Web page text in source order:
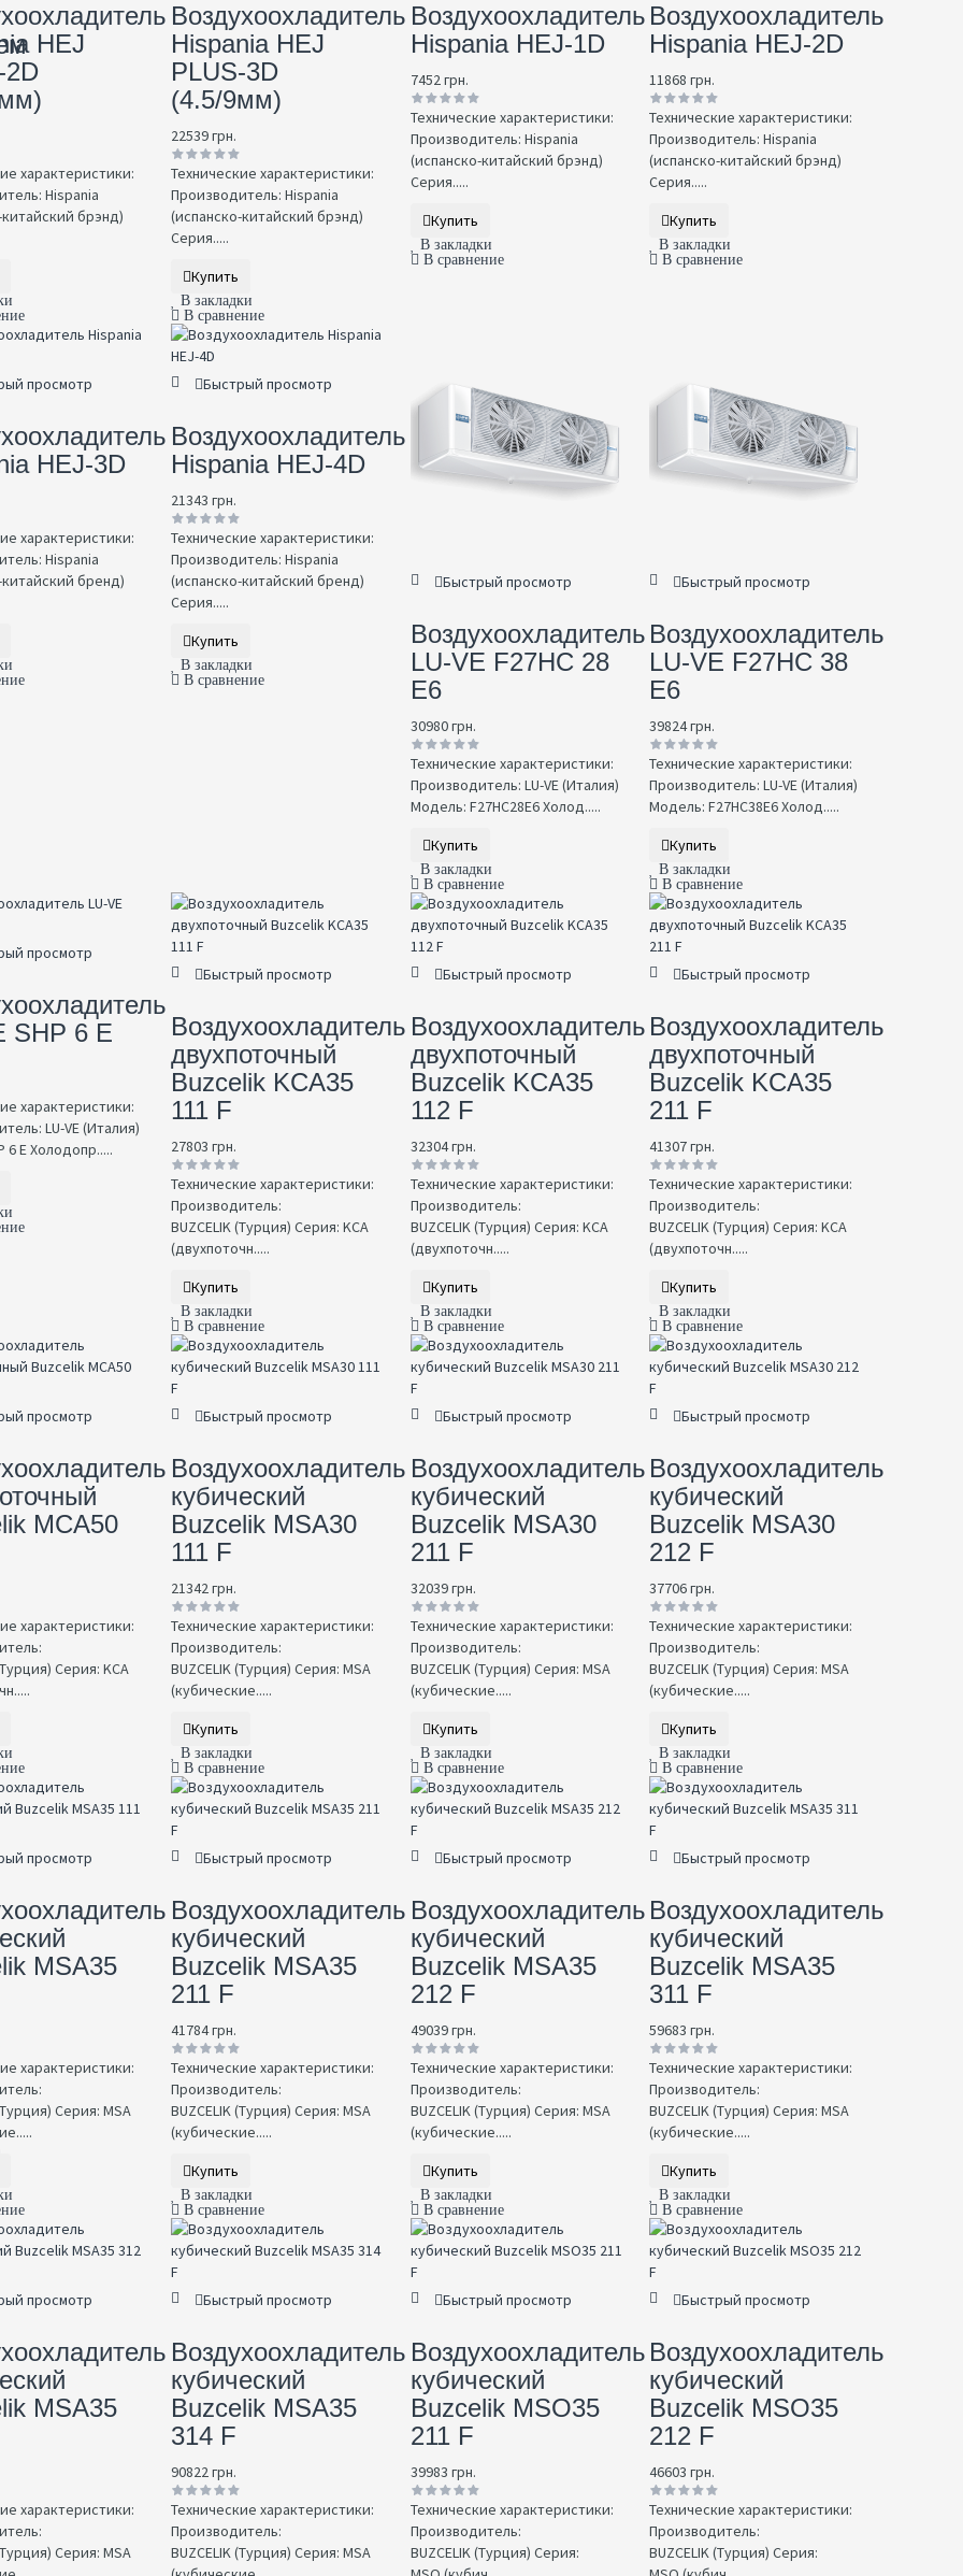
HEJ
2D
характеристики:
Hispania
брэнд)
Воздухоохладитель
Hispania HEJ
PLUS-3D
(4.5/9мм)
22539 грн.
Технические характеристики:
Производитель: Hispania
(испанско-китайский брэнд)
Серия.....
Купить
В закладки
В сравнение
Воздухоохладитель
Hispania HEJ-1D
7452 грн.
Технические характеристики:
Производитель: Hispania
(испанско-китайский брэнд)
Серия.....
Купить
В закладки
В сравнение
Воздухоохладитель
Hispania HEJ-2D
11868 грн.
Технические характеристики:
Производитель: Hispania
(испанско-китайский брэнд)
Серия.....
Купить
В закладки
В сравнение
просмотр
HEJ-3D
характеристики:
Hispania
бренд)
Быстрый просмотр
Воздухоохладитель
Hispania HEJ-4D
21343 грн.
Технические характеристики:
Производитель: Hispania
(испанско-китайский бренд)
Серия.....
Купить
В закладки
В сравнение
Быстрый просмотр
Воздухоохладитель
LU-VE F27HC 28
E6
30980 грн.
Технические характеристики:
Производитель: LU-VE (Италия)
Модель: F27HC28E6 Холод.....
Купить
В закладки
В сравнение
Быстрый просмотр
Воздухоохладитель
LU-VE F27HC 38
E6
39824 грн.
Технические характеристики:
Производитель: LU-VE (Италия)
Модель: F27HC38E6 Холод.....
Купить
В закладки
В сравнение
просмотр
SHP 6 E
характеристики:
LU-VE (Италия)
6 E Холодопр.....
Быстрый просмотр
Воздухоохладитель
двухпоточный
Buzcelik KCA35
111 F
27803 грн.
Технические характеристики:
Производитель:
BUZCELIK (Турция) Серия: KCA
(двухпоточн.....
Купить
В закладки
В сравнение
Быстрый просмотр
Воздухоохладитель
двухпоточный
Buzcelik KCA35
112 F
32304 грн.
Технические характеристики:
Производитель:
BUZCELIK (Турция) Серия: KCA
(двухпоточн.....
Купить
В закладки
В сравнение
Быстрый просмотр
Воздухоохладитель
двухпоточный
Buzcelik KCA35
211 F
41307 грн.
Технические характеристики:
Производитель:
BUZCELIK (Турция) Серия: KCA
(двухпоточн.....
Купить
В закладки
В сравнение
просмотр
MCA50
характеристики:
Серия: KCA
Быстрый просмотр
Воздухоохладитель
кубический
Buzcelik MSA30
111 F
21342 грн.
Технические характеристики:
Производитель:
BUZCELIK (Турция) Серия: MSA
(кубические.....
Купить
В закладки
В сравнение
Быстрый просмотр
Воздухоохладитель
кубический
Buzcelik MSA30
211 F
32039 грн.
Технические характеристики:
Производитель:
BUZCELIK (Турция) Серия: MSA
(кубические.....
Купить
В закладки
В сравнение
Быстрый просмотр
Воздухоохладитель
кубический
Buzcelik MSA30
212 F
37706 грн.
Технические характеристики:
Производитель:
BUZCELIK (Турция) Серия: MSA
(кубические.....
Купить
В закладки
В сравнение
просмотр
MSA35
характеристики:
Серия: MSA
Быстрый просмотр
Воздухоохладитель
кубический
Buzcelik MSA35
211 F
41784 грн.
Технические характеристики:
Производитель:
BUZCELIK (Турция) Серия: MSA
(кубические.....
Купить
В закладки
В сравнение
Быстрый просмотр
Воздухоохладитель
кубический
Buzcelik MSA35
212 F
49039 грн.
Технические характеристики:
Производитель:
BUZCELIK (Турция) Серия: MSA
(кубические.....
Купить
В закладки
В сравнение
Быстрый просмотр
Воздухоохладитель
кубический
Buzcelik MSA35
311 F
59683 грн.
Технические характеристики:
Производитель:
BUZCELIK (Турция) Серия: MSA
(кубические.....
Купить
В закладки
В сравнение
просмотр
MSA35
характеристики:
Серия: MSA
Быстрый просмотр
Воздухоохладитель
кубический
Buzcelik MSA35
314 F
90822 грн.
Технические характеристики:
Производитель:
BUZCELIK (Турция) Серия: MSA
Быстрый просмотр
Воздухоохладитель
кубический
Buzcelik MSO35
211 F
39983 грн.
Технические характеристики:
Производитель:
BUZCELIK (Турция) Серия:
Быстрый просмотр
Воздухоохладитель
кубический
Buzcelik MSO35
212 F
46603 грн.
Технические характеристики:
Производитель:
BUZCELIK (Турция) Серия: